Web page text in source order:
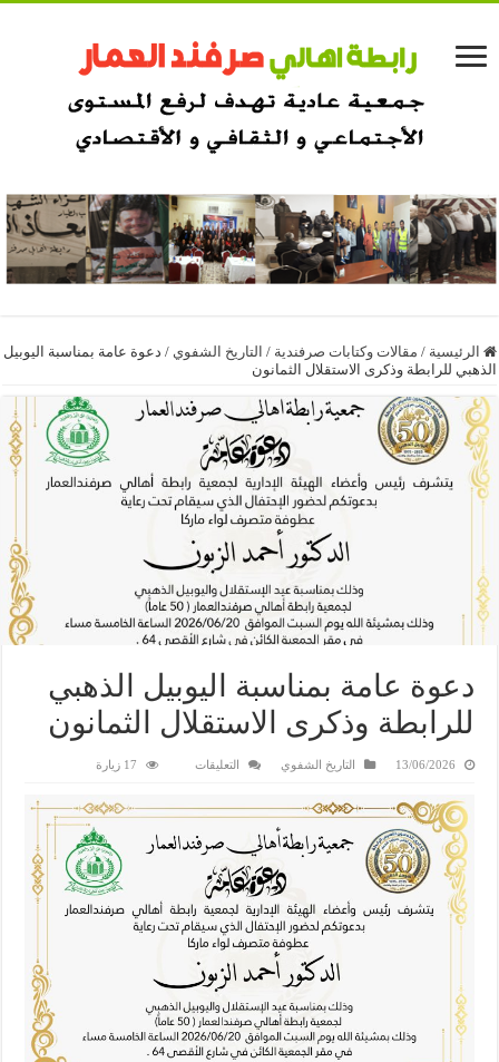
الرئيسية / مقالات وكتابات صرفندية / التاريخ الشفوي / دعوة عامة بمناسبة اليوبيل
الذهبي للرابطة وذكرى الاستقلال الثمانون
دعوة عامة بمناسبة اليوبيل الذهبي
للرابطة وذكرى الاستقلال الثمانون
13/06/2026 التاريخ الشفوي التعليقات 17 زيارة